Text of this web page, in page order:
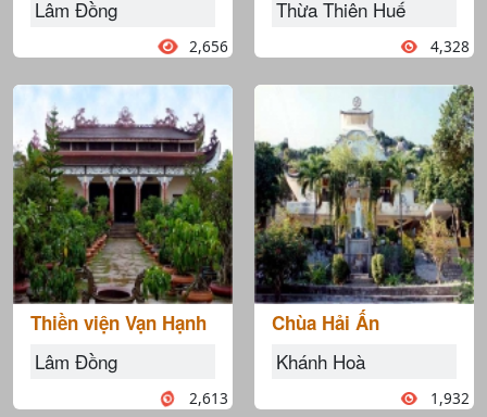
Lâm Đồng
2,656
Thiền viện Vạn Hạnh
Lâm Đồng
2,613
Thừa Thiên Huế
4,328
Chùa Hải Ấn
Khánh Hoà
1,932